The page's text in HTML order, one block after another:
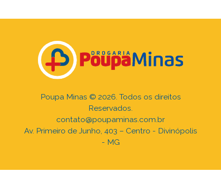
Poupa Minas © 2026. Todos os direitos
Reservados.
contato@poupaminas.com.br
Av. Primeiro de Junho, 403 – Centro - Divinópolis
- MG